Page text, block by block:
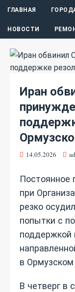
ГЛАВНАЯ
НОВОСТИ
Иран
14.05.2026
Постоянное
при
резко
попытки с
поддержкой
в Ормузском
В четверг в